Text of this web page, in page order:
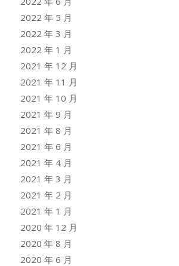
2022 年 5 月
2022 年 3 月
2022 年 1 月
2021 年 12 月
2021 年 11 月
2021 年 10 月
2021 年 9 月
2021 年 8 月
2021 年 6 月
2021 年 4 月
2021 年 3 月
2021 年 2 月
2021 年 1 月
2020 年 12 月
2020 年 8 月
2020 年 6 月